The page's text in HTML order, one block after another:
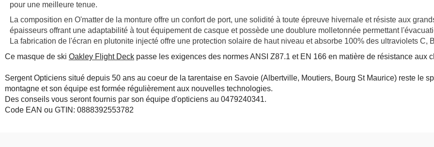
pour une meilleure tenue.
La composition en O'matter de la monture offre un confort de port, une solidité à toute épreuve hivernale et résiste aux
épaisseurs offrant une adaptabilité à tout équipement de casque et possède une doublure molletonnée permettant
La fabrication de l'écran en plutonite injecté offre une protection solaire de haut niveau et absorbe 100% des ultraviolets C,
Ce masque de ski Oakley Flight Deck passe les exigences des normes ANSI Z87.1 et EN 166 en matière de résistance aux
Sergent Opticiens situé depuis 50 ans au coeur de la tarentaise en Savoie (Albertville, Moutiers, Bourg St Maurice) reste le
montagne et son équipe est formée régulièrement aux nouvelles technologies.
Des conseils vous seront fournis par son équipe d'opticiens au 0479240341.
Code EAN ou GTIN: 0888392553782